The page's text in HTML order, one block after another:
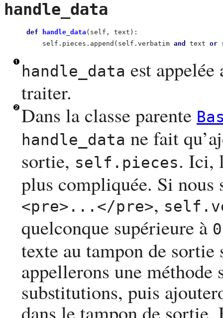
handle_data
def handle_data (self,
        self.pieces.append(self.verbatim
and text or
handle_data est
traiter.
Dans la classe parente
handle_data ne fait
sortie, self.pieces. Ici,
plus compliquée. Si nous
<pre> ... </pre>,
quelconque supérieure à 0
texte au tampon de
appellerons une
substitutions, puis
dans le tampon de